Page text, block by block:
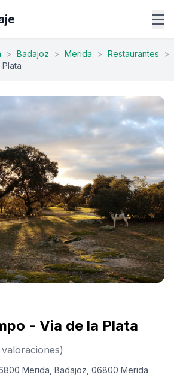
> Badajoz > Merida > Restaurantes
>
- Via de la Plata
Merida, Badajoz, 06800 Merida